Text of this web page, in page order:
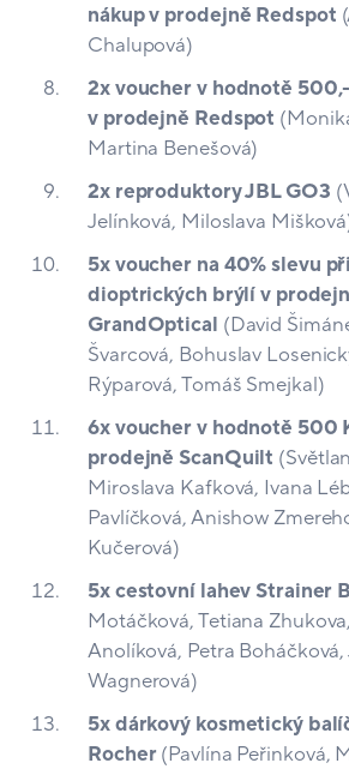
nákup v prodejně Redspot
Chalupová)
2x voucher v hodnotě
v prodejně Redspot
Martina Benešová)
2x reproduktory JBL GO3
Jelínková, Miloslava
5x voucher na 40% slevu
dioptrických brýlí v
GrandOptical (David
Švarcová, Bohuslav
Rýparová, Tomáš Smejkal)
6x voucher v hodnotě 500
prodejně ScanQuilt
Miroslava Kafková, Ivana
Pavlíčková, Anishow
Kučerová)
5x cestovní lahev Strainer
Motáčková, Tetiana
Anolíková, Petra Boháčková,
Wagnerová)
5x dárkový kosmetický
Rocher (Pavlína Peřinková,